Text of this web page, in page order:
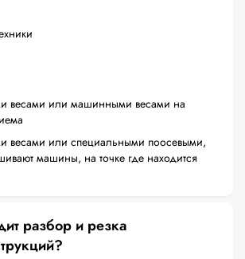
весами или машинными весами на
весами или специальными поосевыми,
машины, на точке где находится
разбор и резка